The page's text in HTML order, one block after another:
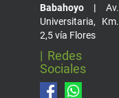
Babahoyo | Av.
Universitaria, Km.
2,5 vía Flores
| Redes
Sociales